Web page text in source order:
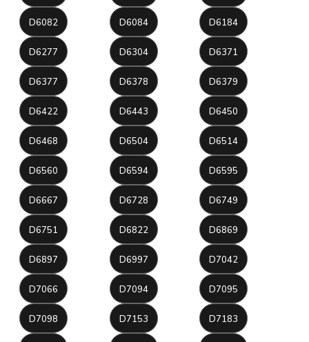
D6082 D6084 D6184
D6277 D6304 D6371
D6377 D6378 D6379
D6422 D6443 D6450
D6468 D6504 D6514
D6560 D6594 D6595
D6667 D6728 D6749
D6751 D6822 D6869
D6897 D6997 D7042
D7066 D7094 D7095
D7098 D7153 D7183